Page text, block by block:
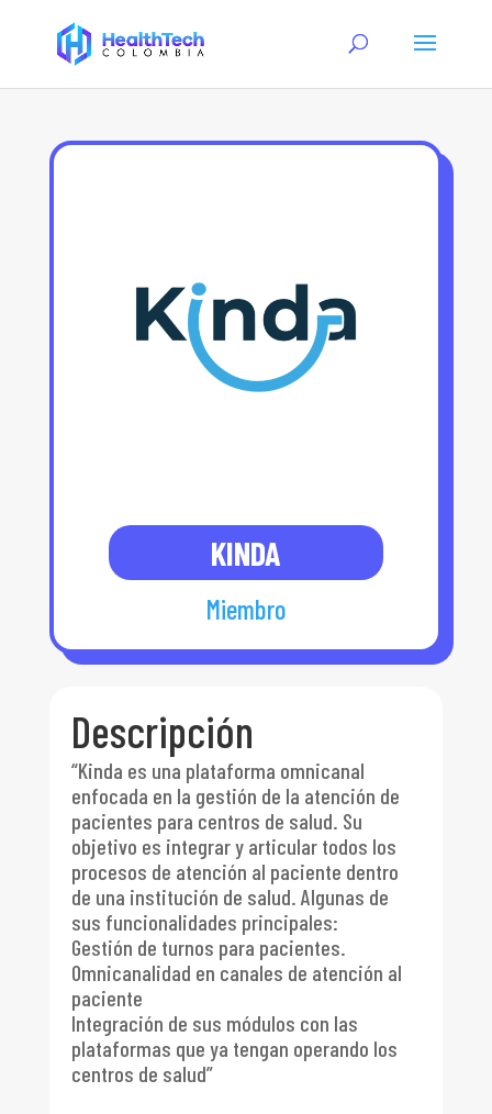
KINDA
Miembro
Descripción
“Kinda es una plataforma omnicanal
enfocada en la gestión de la atención de
pacientes para centros de salud. Su
objetivo es integrar y articular todos los
procesos de atención al paciente dentro
de una institución de salud. Algunas de
sus funcionalidades principales:
Gestión de turnos para pacientes.
Omnicanalidad en canales de atención al
paciente
Integración de sus módulos con las
plataformas que ya tengan operando los
centros de salud”